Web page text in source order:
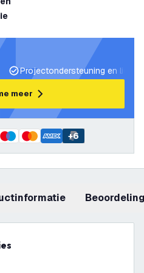
Projectondersteuning en
meer
+6